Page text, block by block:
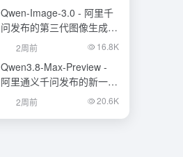
Qwen-Image-3.0 - 阿里千
问发布的第三代图像生成基
础模型
2周前 16.8K
Qwen3.8-Max-Preview -
阿里通义千问发布的新一代
旗舰大模型
2周前 20.6K